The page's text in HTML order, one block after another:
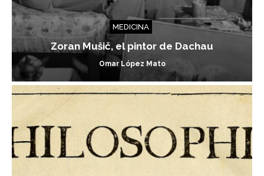
MEDICINA
Zoran Mušič, el pintor de Dachau
Omar López Mato